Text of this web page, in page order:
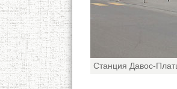
Станция Давос-